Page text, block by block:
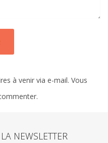
à venir via e-mail. Vous
NEWSLETTER